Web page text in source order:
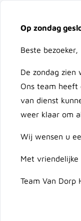
Op zondag
Beste bezoeker,
De zondag zien
Ons team
van dienst
weer klaar om
Wij wensen u
Met vriendelijke
Team Van Dorp
Ga naar de inhoud
Doorzoek de hele